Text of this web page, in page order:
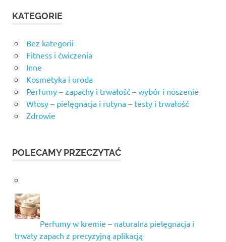
KATEGORIE
Bez kategorii
Fitness i ćwiczenia
Inne
Kosmetyka i uroda
Perfumy – zapachy i trwałość – wybór i noszenie
Włosy – pielęgnacja i rutyna – testy i trwałość
Zdrowie
POLECAMY PRZECZYTAĆ
Perfumy w kremie – naturalna pielęgnacja i
trwały zapach z precyzyjną aplikacją